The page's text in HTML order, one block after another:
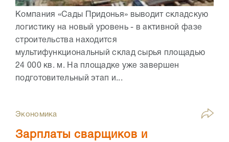
Компания «Сады Придонья» выводит складскую
логистику на новый уровень - в активной фазе
строительства находится
мультифункциональный склад сырья площадью
24 000 кв. м. На площадке уже завершен
подготовительный этап и...
Экономика
Зарплаты сварщиков и